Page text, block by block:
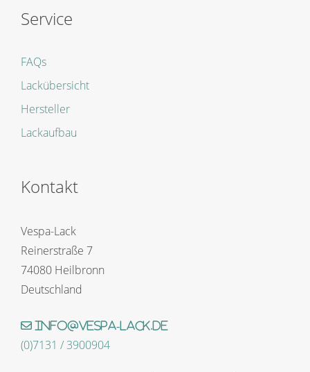
Service
FAQs
Lackübersicht
Hersteller
Lackaufbau
Kontakt
Vespa-Lack
Reinerstraße 7
74080 Heilbronn
Deutschland
info@vespa-lack.de
(0)7131 / 3900904